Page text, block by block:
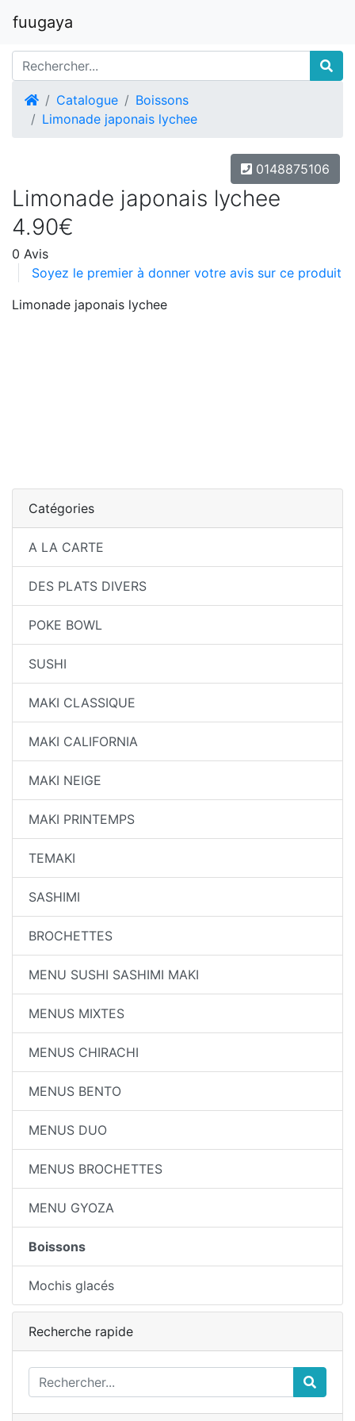
fuugaya
Accueil
Catalogue
Boissons
Limonade japonais lychee
0148875106
Limonade japonais lychee
4.90€
0 Avis
Soyez le premier à donner votre avis sur ce produit
Limonade japonais lychee
Catégories
A LA CARTE
DES PLATS DIVERS
POKE BOWL
SUSHI
MAKI CLASSIQUE
MAKI CALIFORNIA
MAKI NEIGE
MAKI PRINTEMPS
TEMAKI
SASHIMI
BROCHETTES
MENU SUSHI SASHIMI MAKI
MENUS MIXTES
MENUS CHIRACHI
MENUS BENTO
MENUS DUO
MENUS BROCHETTES
MENU GYOZA
Boissons
Mochis glacés
Recherche rapide